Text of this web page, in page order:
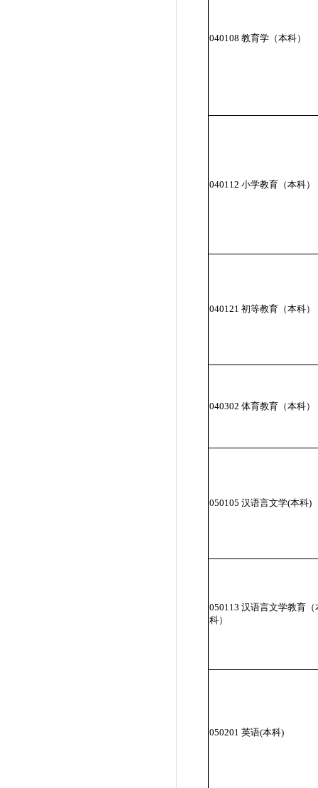
040108 教育学（本科）
040112 小学教育（本科）
040121 初等教育（本科）
040302 体育教育（本科）
050105 汉语言文学(本科)
050113 汉语言文学教育（
科）
050201 英语(本科)